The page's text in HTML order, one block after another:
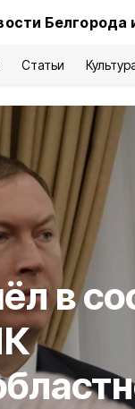
Белгорода
Статьи
в